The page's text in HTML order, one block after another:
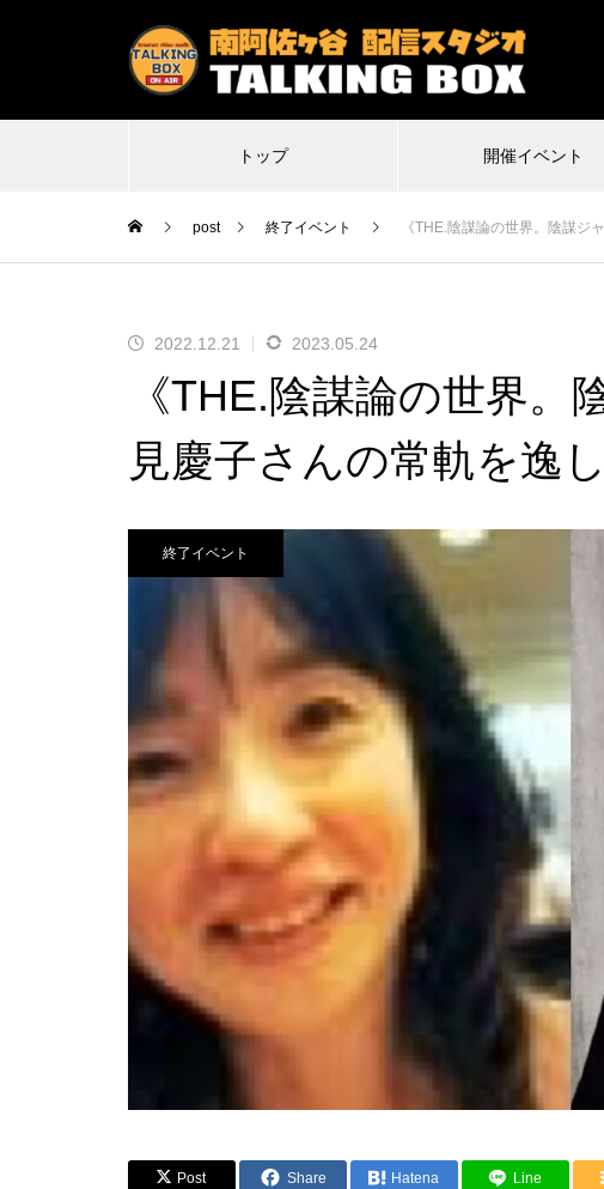
トップ 開催イベント
特殊平場ライブ「気付けば魔界に
こんな感じ」
不謹慎VS珍
post 終了イベント 《THE.陰謀論の世界。陰謀ジ
2022.12.21 2023.05.24
《THE.陰謀論の世界
見慶子さんの常軌を逸
終了イベント
Post Share Hatena Line